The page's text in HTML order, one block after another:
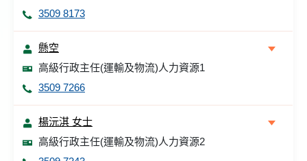
3509 8173
懸空
高級行政主任(運輸及物流)人力資源1
3509 7266
楊沅淇 女士
高級行政主任(運輸及物流)人力資源2